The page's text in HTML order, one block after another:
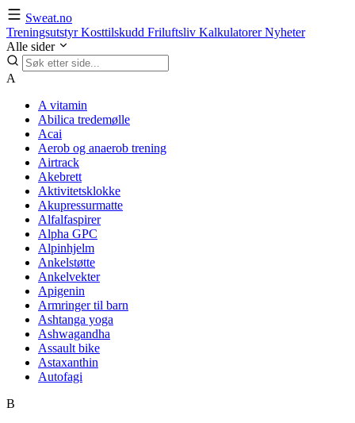
Sweat.no
TreningsutstyrKosttilskudd Friluftsliv KalkulatorerNyheter
Alle sider
A
A vitamin
Abilica tredemølle
Acai
Aerob og anaerob trening
Airtrack
Akebrett
Aktivitetsklokke
Akupressurmatte
Alfalfaspirer
Alpha GPC
Alpinhjelm
Ankelstøtte
Ankelvekter
Apigenin
Armringer til barn
Ashtanga yoga
Ashwagandha
Assault bike
Astaxanthin
Autofagi
B